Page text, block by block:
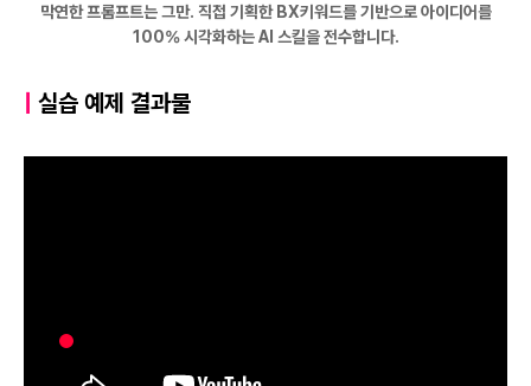
막연한 프롬프트는 그만. 직접 기획한 BX키워드를 기반으로 아이디어를
100% 시각화하는 AI 스킬을 전수합니다.
실습 예제 결과물